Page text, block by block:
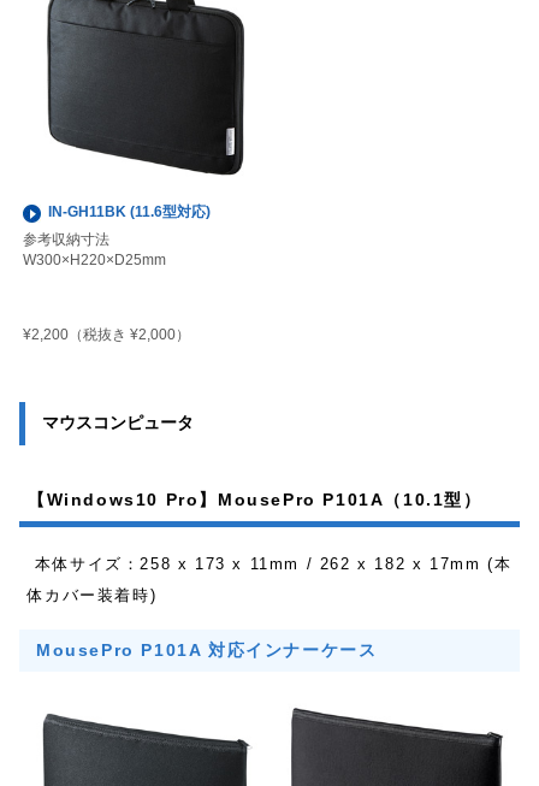
IN-GH11BK (11.6型対応)
参考収納寸法
W300×H220×D25mm
¥2,200 （税抜き ¥2,000）
マウスコンピュータ
【Windows10 Pro】MousePro P101A（10.1型）
本体サイズ：258 x 173 x 11mm / 262 x 182 x 17mm (本
体カバー装着時)
MousePro P101A 対応インナーケース